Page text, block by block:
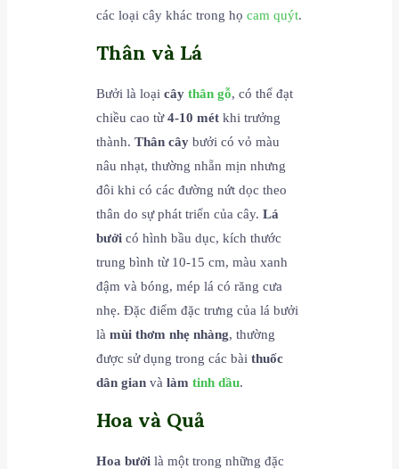
các loại cây khác trong họcam quýt.
Thân và Lá
Bưởi là loạicâythân gỗ, có thể đạt
chiều cao từ4-10 mét khi trưởng
thành.Thân cây bưởi có vỏ màu
nâu nhạt, thường nhẵn mịn nhưng
đôi khi có các đường nứt dọc theo
thân do sự phát triển của cây.Lá
bưởi có hình bầu dục, kích thước
trung bình từ 10-15 cm, màu xanh
đậm và bóng, mép lá có răng cưa
nhẹ. Đặc điểm đặc trưng của lá bưởi
làmùi thơm nhẹ nhàng, thường
được sử dụng trong các bàithuốc
dân gian vàlàmtinh dầu.
Hoa và Quả
Hoa bưởi là một trong những đặc